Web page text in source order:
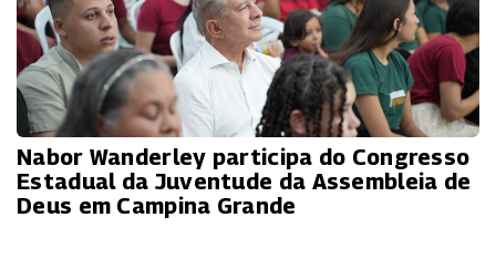
Nabor Wanderley participa do Congresso
Estadual da Juventude da Assembleia de
Deus em Campina Grande